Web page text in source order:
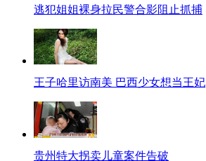
逃犯姐姐裸身拉民警合影阻止抓捕
王子哈里访南美 巴西少女想当王妃
贵州特大拐卖儿童案件告破